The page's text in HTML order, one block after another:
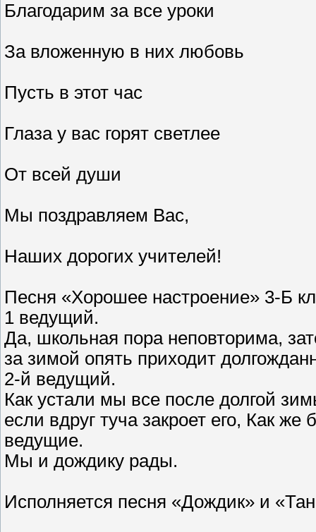
Благодарим за все уроки
За вложенную в них любовь
Пусть в этот час
Глаза у вас горят светлее
От всей души
Мы поздравляем Вас,
Наших дорогих учителей!
Песня «Хорошее настроение» 3-Б
1 ведущий.
Да, школьная пора неповторима,
за зимой опять приходит
2-й ведущий.
Как устали мы все после долгой
если вдруг туча закроет его, Как же
ведущие.
Мы и дождику рады.
Исполняется песня «Дождик» и